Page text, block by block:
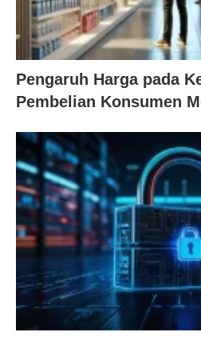
Pengaruh Harga pada
Pembelian Konsumen